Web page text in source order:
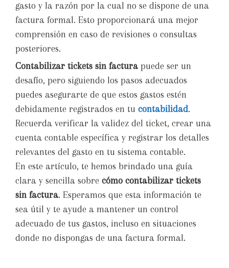
gasto y la razón por la cual no se dispone de una
factura formal. Esto proporcionará una mejor
comprensión en caso de revisiones o consultas
posteriores.
Contabilizar tickets sin factura puede ser un
desafío, pero siguiendo los pasos adecuados
puedes asegurarte de que estos gastos estén
debidamente registrados en tu contabilidad.
Recuerda verificar la validez del ticket, crear una
cuenta contable específica y registrar los detalles
relevantes del gasto en tu sistema contable.
En este artículo, te hemos brindado una guía
clara y sencilla sobre cómo contabilizar tickets
sin factura. Esperamos que esta información te
sea útil y te ayude a mantener un control
adecuado de tus gastos, incluso en situaciones
donde no dispongas de una factura formal.